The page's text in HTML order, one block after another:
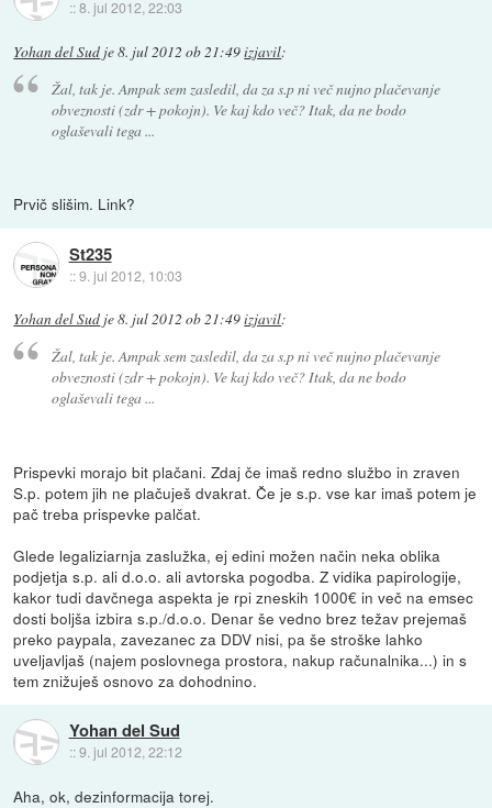
::8. jul 2012, 22:03
Yohan del Sud je8. jul 2012 ob 21:49izjavil:
Žal, tak je. Ampak sem zasledil, da za s.p ni več nujno plačevanje
obveznosti (zdr + pokojn). Ve kaj kdo več? Itak, da ne bodo
oglaševali tega ...
Prvič slišim. Link?
St235
::9. jul 2012, 10:03
Yohan del Sud je8. jul 2012 ob 21:49izjavil:
Žal, tak je. Ampak sem zasledil, da za s.p ni več nujno plačevanje
obveznosti (zdr + pokojn). Ve kaj kdo več? Itak, da ne bodo
oglaševali tega ...
Prispevki morajo bit plačani. Zdaj če imaš redno službo in zraven
S.p. potem jih ne plačuješ dvakrat. Če je s.p. vse kar imaš potem je
pač treba prispevke palčat.
Glede legaliziarnja zaslužka, ej edini možen način neka oblika
podjetja s.p. ali d.o.o. ali avtorska pogodba. Z vidika papirologije,
kakor tudi davčnega aspekta je rpi zneskih 1000€ in več na emsec
dosti boljša izbira s.p./d.o.o. Denar še vedno brez težav prejemaš
preko paypala, zavezanec za DDV nisi, pa še stroške lahko
uveljavljaš (najem poslovnega prostora, nakup računalnika...) in s
tem znižuješ osnovo za dohodnino.
Yohan del Sud
::9. jul 2012, 22:12
Aha, ok, dezinformacija torej.